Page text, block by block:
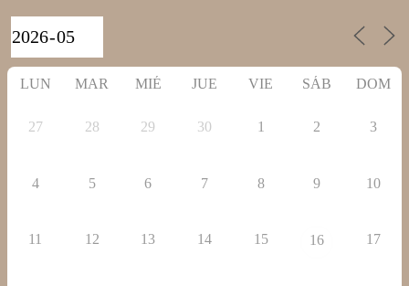
LUN MAR MIÉ JUE VIE SÁB DOM
27 28 29 30 1 2 3
4 5 6 7 8 9 10
11 12 13 14 15 16 17